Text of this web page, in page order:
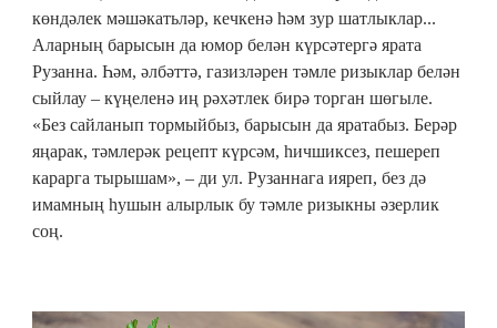
көндәлек мәшәкатьләр, кечкенә һәм зур шатлыклар...
Аларның барысын да юмор белән күрсәтергә ярата
Рузанна. Һәм, әлбәттә, газизләрен тәмле ризыклар белән
сыйлау – күңеленә иң рәхәтлек бирә торган шөгыле.
«Без сайланып тормыйбыз, барысын да яратабыз. Берәр
яңарак, тәмлерәк рецепт күрсәм, һичшиксез, пешереп
карарга тырышам», – ди ул. Рузаннага ияреп, без дә
имамның һушын алырлык бу тәмле ризыкны әзерлик
соң.